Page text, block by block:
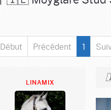
Début Précédent 1
LINAMIX